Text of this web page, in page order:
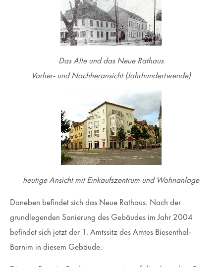
Das Alte und das Neue Rathaus
Vorher- und Nachheransicht (Jahrhundertwende)
heutige Ansicht mit Einkaufszentrum und Wohnanlage
Daneben befindet sich das Neue Rathaus. Nach der
grundlegenden Sanierung des Gebäudes im Jahr 2004
befindet sich jetzt der 1. Amtssitz des Amtes Biesenthal-
Barnim in diesem Gebäude.